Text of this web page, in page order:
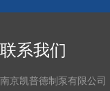
联系我们
南京凯普德制泵有限公司